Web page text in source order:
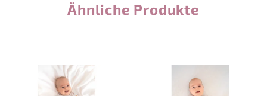
Ähnliche Produkte